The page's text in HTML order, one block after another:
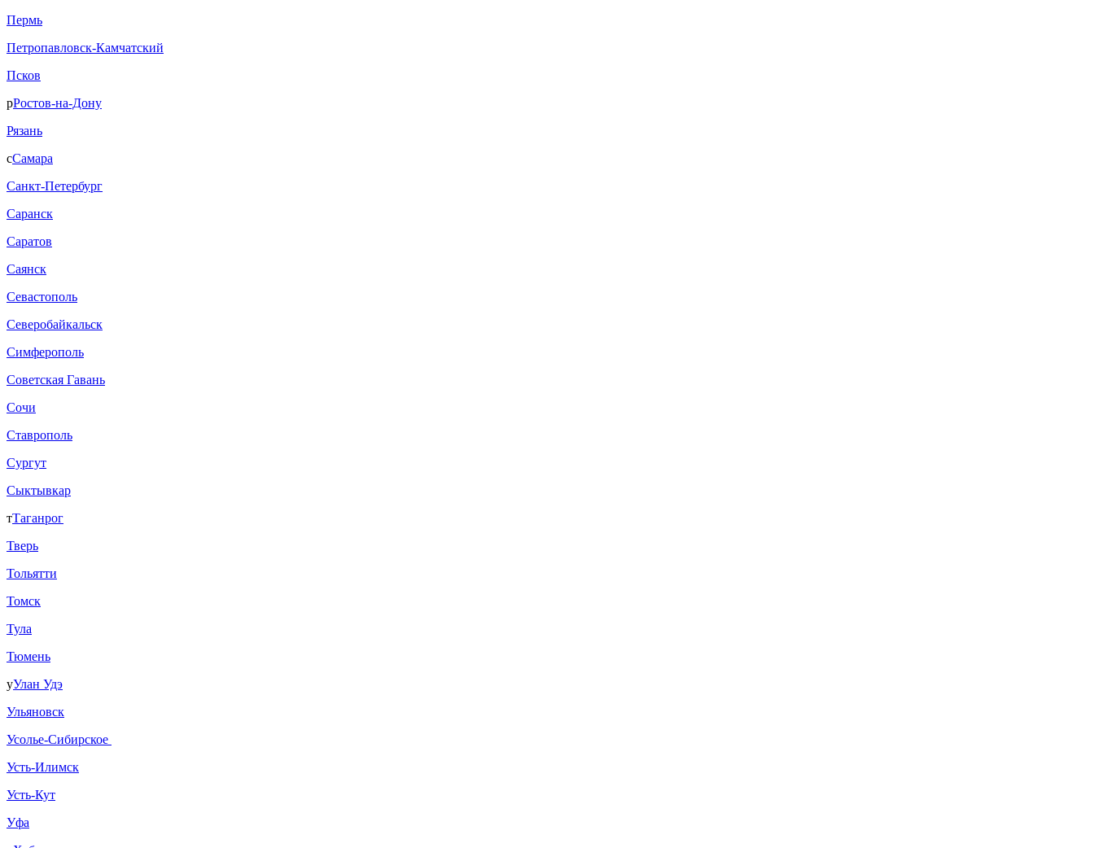
Пермь
Петропавловск-Камчатский
Псков
рРостов-на-Дону
Рязань
сСамара
Санкт-Петербург
Саранск
Саратов
Саянск
Севастополь
Северобайкальск
Симферополь
Советская Гавань
Сочи
Ставрополь
Сургут
Сыктывкар
тТаганрог
Тверь
Тольятти
Томск
Тула
Тюмень
уУлан Удэ
Ульяновск
Усолье-Сибирское
Усть-Илимск
Усть-Кут
Уфа